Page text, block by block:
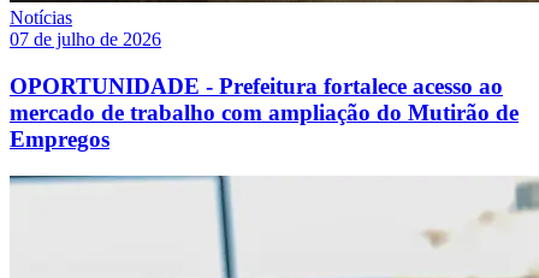
Notícias
07 de julho de 2026
OPORTUNIDADE - Prefeitura fortalece acesso ao
mercado de trabalho com ampliação do Mutirão de
Empregos